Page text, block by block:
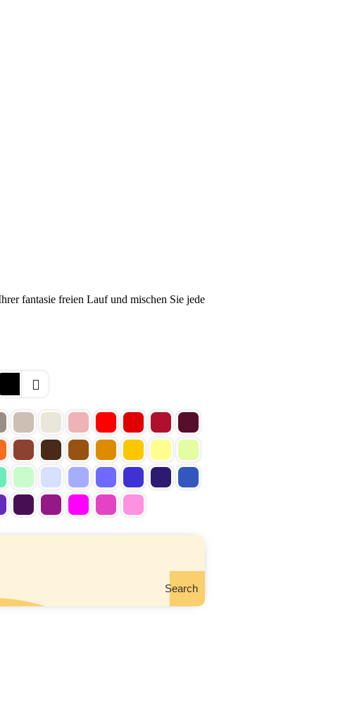
fantasie freien Lauf und mischen Sie jede
Search